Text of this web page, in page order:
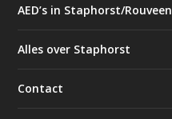
AED’s in Staphorst/Rouveen
Alles over Staphorst
Contact